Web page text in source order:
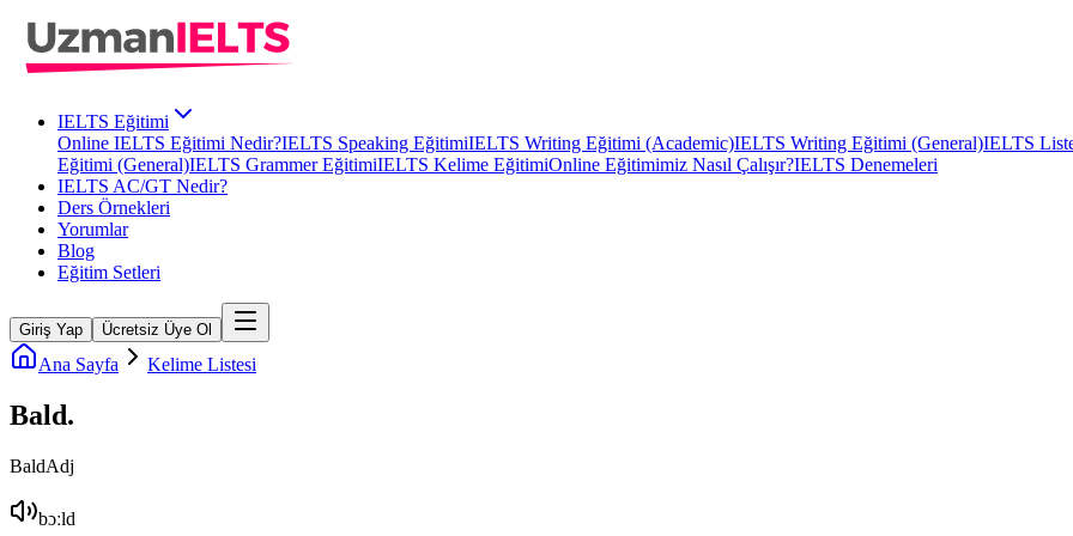
IELTS Eğitimi
Online IELTS Eğitimi Nedir?IELTS Speaking EğitimiIELTS Writing Eğitimi (Academic)IELTS Writing Eğitimi (General)IELTS
Eğitimi (General)IELTS Grammer EğitimiIELTS Kelime EğitimiOnline Eğitimimiz Nasıl Çalışır?IELTS Denemeleri
IELTS AC/GT Nedir?
Ders Örnekleri
Yorumlar
Blog
Eğitim Setleri
Giriş Yap Ücretsiz Üye Ol
Ana Sayfa Kelime Listesi
Bald.
BaldAdj
bɔːld